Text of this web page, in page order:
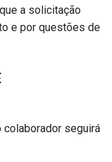
a solicitação
e por questões de
seguirá